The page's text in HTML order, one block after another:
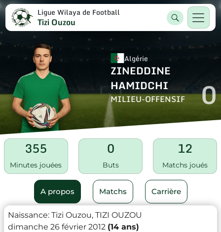
Ligue Wilaya de Football
Tizi Ouzou
Algérie
ZINEDDINE
HAMIDCHI
MILIEU-OFFENSIF 0
355
Minutes jouées
0
Buts
12
Matchs joués
A propos Matchs Carrière
Naissance: Tizi Ouzou, TIZI OUZOU
dimanche 26 février 2012 (14 ans)